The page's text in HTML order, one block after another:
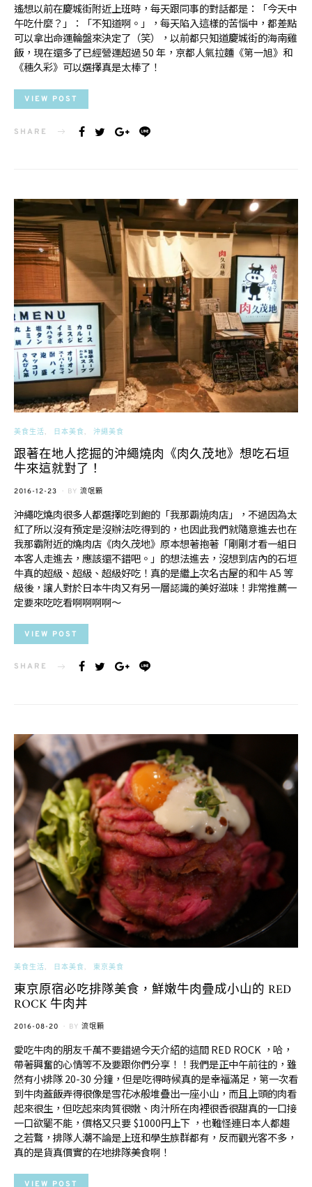
遙想以前在慶城街附近上班時，每天跟同事的對話都是：「今天中
午吃什麼？」：「不知道啊。」，每天陷入這樣的苦惱中，都差點
可以拿出命運輪盤來決定了（笑），以前都只知道慶城街的海南雞
飯，現在還多了已經營運超過 50 年，京都人氣拉麵《第一旭》和
《穗久彩》可以選擇真是太棒了！
VIEW POST
SHARE
美食生活 日本美食 沖繩美食
跟著在地人挖掘的沖繩燒肉《肉久茂地》想吃石垣
牛來這就對了！
POSTED
2016-12-23 BY 流氓顆
沖繩吃燒肉很多人都選擇吃到飽的「我那覇焼肉店」，不過因為太
紅了所以沒有預定是沒辦法吃得到的，也因此我們就隨意進去也在
我那霸附近的燒肉店《肉久茂地》原本想著抱著「剛剛才看一組日
本客人走進去，應該還不錯吧。」的想法進去，沒想到店內的石垣
牛真的超級、超級、超級好吃！真的是繼上次名古屋的和牛 A5 等
級後，讓人對於日本牛肉又有另一層認識的美好滋味！非常推薦一
定要來吃吃看啊啊啊啊～
VIEW POST
SHARE
美食生活 日本美食 東京美食
東京原宿必吃排隊美食，鮮嫩牛肉疊成小山的 RED
ROCK 牛肉丼
POSTED
2016-08-20 BY 流氓顆
愛吃牛肉的朋友千萬不要錯過今天介紹的這間 RED ROCK ，哈，
帶著興奮的心情等不及要跟你們分享！！我們是正中午前往的，雖
然有小排隊 20-30 分鐘，但是吃得時候真的是幸福滿足，第一次看
到牛肉蓋飯弄得很像是雪花冰般堆疊出一座小山，而且上頭的肉看
起來很生，但吃起來肉質很嫩、肉汁所在肉裡很香很甜真的一口接
一口欲罷不能，價格又只要 $1000円上下 ，也難怪連日本人都趨
之若鶩，排隊人潮不論是上班和學生族群都有，反而觀光客不多，
真的是貨真價實的在地排隊美食啊！
VIEW POST